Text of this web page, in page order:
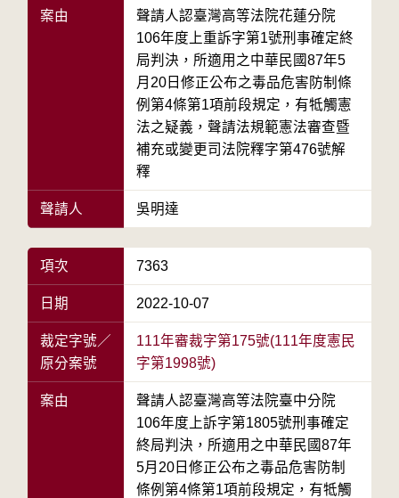
案由
聲請人認臺灣高等法院花蓮分院
106年度上重訴字第1號刑事確定終
局判決，所適用之中華民國87年5
月20日修正公布之毒品危害防制條
例第4條第1項前段規定，有牴觸憲
法之疑義，聲請法規範憲法審查暨
補充或變更司法院釋字第476號解
釋
聲請人 吳明達
項次 7363
日期 2022-10-07
裁定字號／
原分案號
111年審裁字第175號(111年度憲民
字第1998號)
案由
聲請人認臺灣高等法院臺中分院
106年度上訴字第1805號刑事確定
終局判決，所適用之中華民國87年
5月20日修正公布之毒品危害防制
條例第4條第1項前段規定，有牴觸